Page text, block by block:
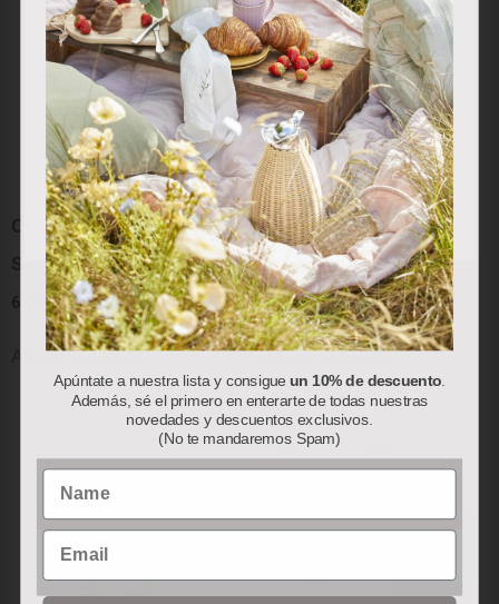
Colección “Red Berry”:
Servilletas de Papel
6.50 €
Añadir al carrito
Colección “Red Berry”:
Bolsa Térmica
78.00€
Añadir al carrito
Utilizamos cookies propias y de terceros para analizar
nuestros servicios y mostrarle publicidad relacionada con
sus preferencias en base a un perfil elaborado a partir de
sus hábitos de navegación (por ejemplo, páginas
visitadas). Puede obtener más información y configurar
sus preferencias.
Aceptar Rechazar Personalizar
Apúntate a nuestra lista y consigue un 10% de descuento
Además, sé el primero en enterarte de todas nuestras
novedades y descuentos exclusivos.
(No te mandaremos Spam)
Name
Email